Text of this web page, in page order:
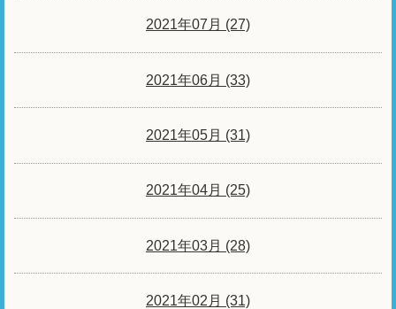
2021年07月 (27)
2021年06月 (33)
2021年05月 (31)
2021年04月 (25)
2021年03月 (28)
2021年02月 (31)